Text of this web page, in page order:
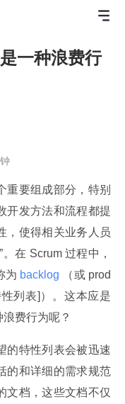
一种浪费行
重要组成部分，特别
开发方法和流程都提
，使得相关业务人员
在 Scrum 过程中，
为 backlog
（或 prod
列表]）。这本应是
费行为呢？
的特性列表会被迅速
的和详细的需求规范
文档，这些文档不仅